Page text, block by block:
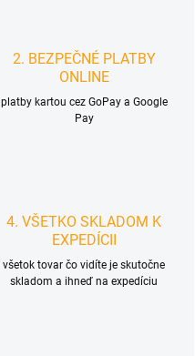
2. BEZPEČNÉ PLATBY
ONLINE
platby kartou cez GoPay a Google
Pay
4. VŠETKO SKLADOM K
EXPEDÍCII
všetok tovar čo vidíte je skutočne
skladom a ihneď na expedíciu